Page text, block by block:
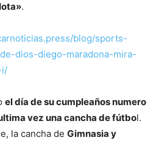
.
blog/sports-
dios-diego-maradona-mira-
i/
el día de su cumpleaños numero
vez una cancha de fútbol.
la cancha de Gimnasia y